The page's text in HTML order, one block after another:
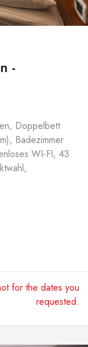
-
Doppelbett
Badezimmer
WI-FI, 43
for the dates you
requested.